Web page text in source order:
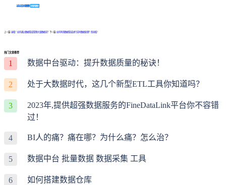
免费体验Demo 咨询方案
上一篇: 速看！如何通过数据管道管理大量数据流？ 下一篇: 如何利用数据管道进行实时数据处理？快来看！
热门文章推荐
1 数据中台驱动：提升数据质量的秘诀！
2 处于大数据时代，这几个新型ETL工具你知道吗？
3
2023年,提供超强数据服务的FineDataLink平台你不容错
过！
4 BI人的痛？痛在哪？为什么痛？怎么治？
5 数据中台 批量数据 数据采集 工具
6 如何搭建数据仓库